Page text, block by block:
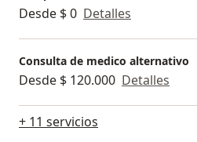
Desde $ 0 Detalles
Consulta de medico alternativo
Desde $ 120.000 Detalles
+ 11 servicios